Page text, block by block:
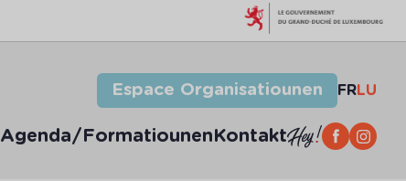
Espace Organisatiounen FRLU
Agenda/FormatiounenKontakt